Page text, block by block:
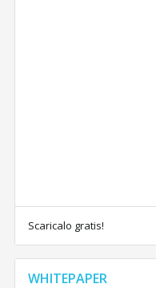
Scaricalo gratis!
WHITEPAPER